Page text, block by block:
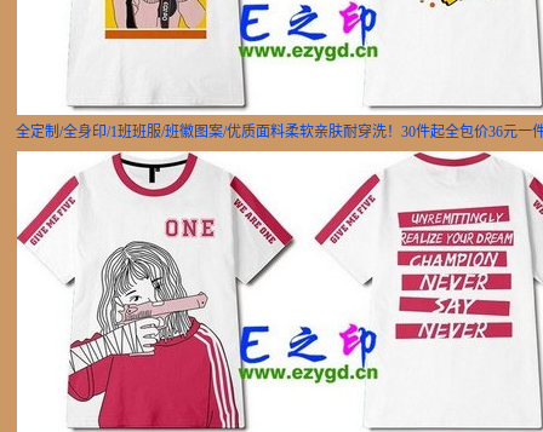
全定制/全身印/1班班服/班徽图案/优质面料柔软亲肤耐穿洗！30件起全包价36元一